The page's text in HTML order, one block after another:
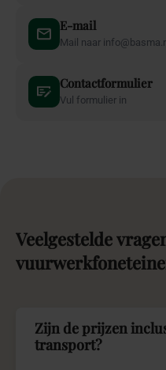
E-mail
Mail naar
Contactformulier
Vul formulier in
Veelgestelde
Zijn de prijzen
transport?